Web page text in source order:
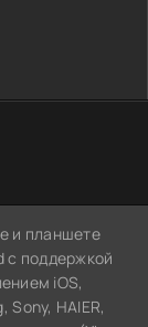
и планшете
с поддержкой
iOS,
HAIER,